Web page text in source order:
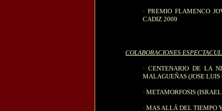
· PREMIO FLAMENCO
CADIZ 2009
COLABORACIONES
· CENTENARIO DE LA
MALAGUEÑAS (JOSE LUIS
· METAMORFOSIS
· MAS ALLÁ DEL TIEMPO